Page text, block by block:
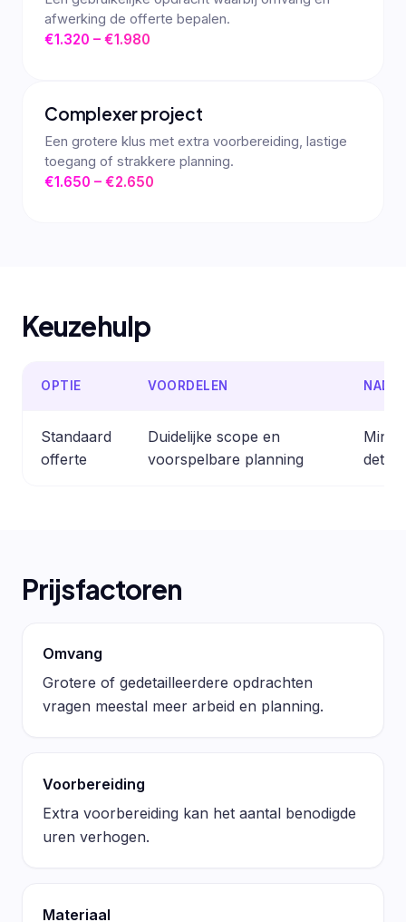
afwerking de offerte bepalen.
€1.320 – €1.980
Complexer project
Een grotere klus met extra voorbereiding, lastige
toegang of strakkere planning.
€1.650 – €2.650
Keuzehulp
OPTIE VOORDELEN
Standaard
offerte
Duidelijke scope en
voorspelbare planning
Prijsfactoren
Omvang
Grotere of gedetailleerdere opdrachten
vragen meestal meer arbeid en planning.
Voorbereiding
Extra voorbereiding kan het aantal benodigde
uren verhogen.
Materiaal